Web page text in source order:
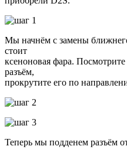
Мы начнём с замены
стоит
ксеноновая фара.
разъём,
прокрутите его по
Теперь мы подденем разъём